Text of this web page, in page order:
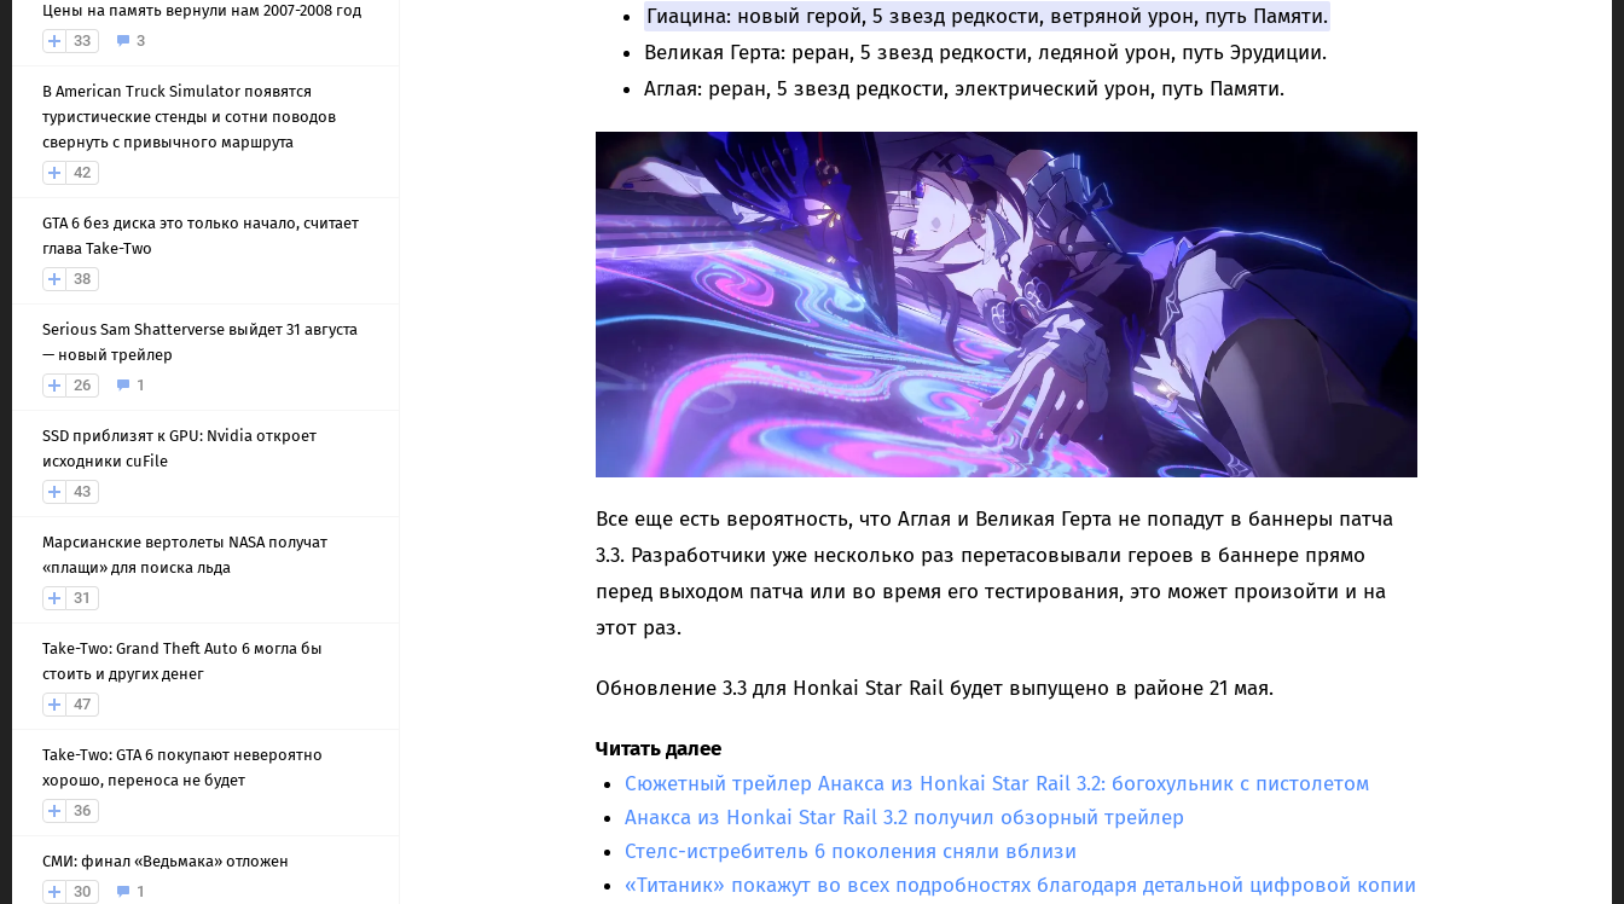
Цены на память вернули нам 2007-2008 год
33
3
В American Truck Simulator появятся
туристические стенды и сотни поводов
свернуть с привычного маршрута
42
GTA 6 без диска это только начало, считает
глава Take-Two
38
Serious Sam Shatterverse выйдет 31 августа
— новый трейлер
26
1
SSD приблизят к GPU: Nvidia откроет
исходники cuFile
43
Марсианские вертолеты NASA получат
«плащи» для поиска льда
31
Take-Two: Grand Theft Auto 6 могла бы
стоить и других денег
47
Take-Two: GTA 6 покупают невероятно
хорошо, переноса не будет
36
СМИ: финал «Ведьмака» отложен
30
1
Гиацина: новый герой, 5 звезд редкости, ветряной урон, путь Памяти.
Великая Герта: реран, 5 звезд редкости, ледяной урон, путь Эрудиции.
Аглая: реран, 5 звезд редкости, электрический урон, путь Памяти.
Все еще есть вероятность, что Аглая и Великая Герта не попадут в баннеры патча
3.3. Разработчики уже несколько раз перетасовывали героев в баннере прямо
перед выходом патча или во время его тестирования, это может произойти и на
этот раз.
Обновление 3.3 для Honkai Star Rail будет выпущено в районе 21 мая.
Читать далее
Сюжетный трейлер Анакса из Honkai Star Rail 3.2: богохульник с пистолетом
Анакса из Honkai Star Rail 3.2 получил обзорный трейлер
Стелс-истребитель 6 поколения сняли вблизи
«Титаник» покажут во всех подробностях благодаря детальной цифровой копии